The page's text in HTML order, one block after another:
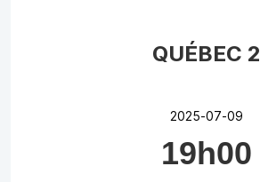
QUÉBEC 2
2025-07-09
19h00